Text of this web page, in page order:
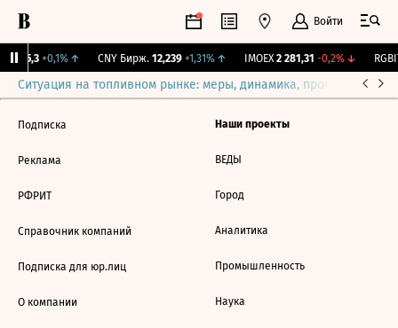
Войти
115,3 +0,1%↑ CNY Бирж. 12,239 +1,31%↑ IMOEX 2 281,31 -0,2%↓
Ситуация на топливном рынке: меры, динамика, прогнозы
Подписка
Реклама
РФРИТ
Справочник компаний
Подписка для юр.лиц
О компании
Наши проекты
ВЕДЫ
Город
Аналитика
Промышленность
Наука